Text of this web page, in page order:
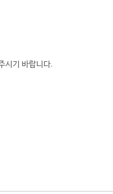
시기 바랍니다.